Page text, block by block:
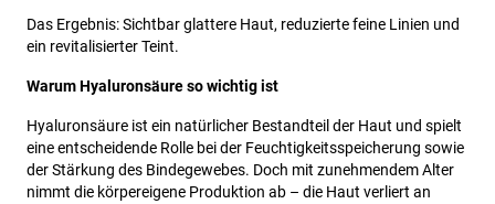
Das Ergebnis: Sichtbar glattere Haut, reduzierte feine Linien und
ein revitalisierter Teint.
Warum Hyaluronsäure so wichtig ist
Hyaluronsäure ist ein natürlicher Bestandteil der Haut und spielt
eine entscheidende Rolle bei der Feuchtigkeitsspeicherung sowie
der Stärkung des Bindegewebes. Doch mit zunehmendem Alter
nimmt die körpereigene Produktion ab – die Haut verliert an